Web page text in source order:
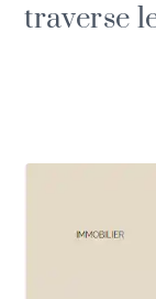
traverse